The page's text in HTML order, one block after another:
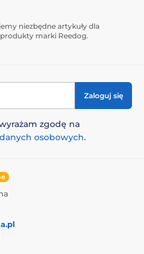
niezbędne artykuły dla
marki Reedog.
Zaloguj się
zgodę na
osobowych.